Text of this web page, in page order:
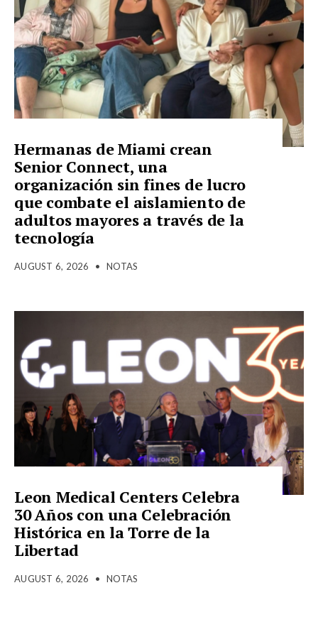
Hermanas de Miami crean
Senior Connect, una
organización sin fines de lucro
que combate el aislamiento de
adultos mayores a través de la
tecnología
AUGUST 6, 2026 • NOTAS
Leon Medical Centers Celebra
30 Años con una Celebración
Histórica en la Torre de la
Libertad
AUGUST 6, 2026 • NOTAS